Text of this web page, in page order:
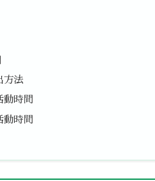
方法
動時間
動時間